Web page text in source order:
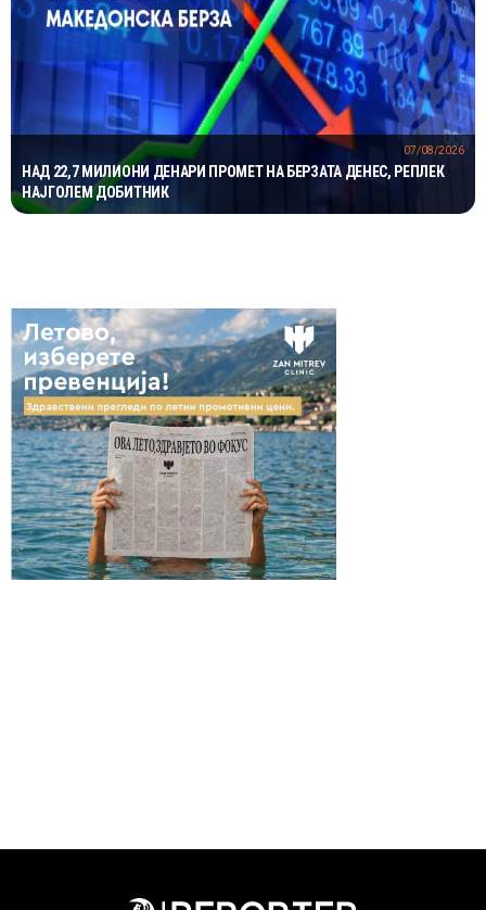
НАД 22,7 МИЛИОНИ ДЕНАРИ ПРОМЕТ НА БЕРЗАТА ДЕНЕС, РЕПЛЕК
НАЈГОЛЕМ ДОБИТНИК
07/08/2026